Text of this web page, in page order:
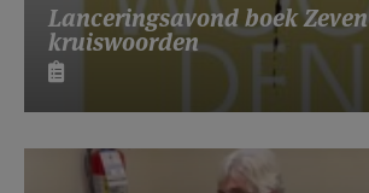
Lanceringsavond boek Zeven
kruiswoorden